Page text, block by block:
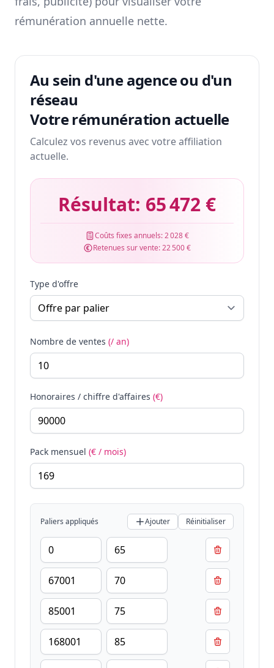
rémunération annuelle nette.
Au sein d'une agence ou d'un
réseau
Votre rémunération actuelle
Calculez vos revenus avec votre affiliation
actuelle.
Résultat: 65 472 €
Coûts fixes annuels:2 028 €
Retenues sur vente:22 500 €
Type d'offre
Nombre de ventes (/ an)
Honoraires / chiffre d'affaires (€)
Pack mensuel (€ / mois)
Paliers appliqués Ajouter Réinitialiser